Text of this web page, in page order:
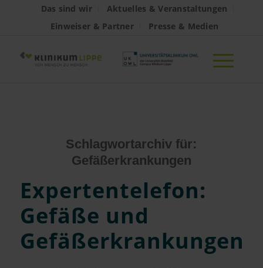
Das sind wir
Aktuelles & Veranstaltungen
Einweiser & Partner
Presse & Medien
Schlagwortarchiv für:
Gefäßerkrankungen
Expertentelefon:
Gefäße und
Gefäßerkrankungen